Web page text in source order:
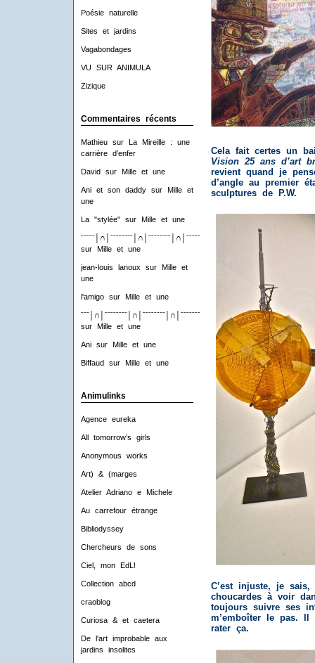
Poésie naturelle
Sites et jardins
Vagabondages
VU SUR ANIMULA
Zizique
Commentaires récents
Mathieusur
La Mireille : une
carrière d’enfer
David sur Mille et une
Ani et son daddysur
Mille et
une
La "stylée"sur Mille et une
ˉˉˉˉˉ│∩│ˉˉˉˉˉˉˉˉ│∩│ˉˉˉˉˉˉˉˉ│∩│ˉˉˉˉˉˉˉˉ│∩│ˉˉˉˉ
sur
Mille et une
jean-louis lanoux sur
Mille et
une
l'amigosur Mille et une
ˉˉˉ│∩│ˉˉˉˉˉˉˉˉ│∩│ˉˉˉˉˉˉˉˉ│∩│ˉˉˉˉˉˉˉˉ│∩│ˉˉˉ
sur
Mille et une
Anisur Mille et une
Biffaud sur Mille et une
Animulinks
Agence eureka
All tomorrow’s girls
Anonymous works
Art) & (marges
Atelier Adriano e Michele
Au carrefour étrange
Bibliodyssey
Chercheurs de sons
Ciel, mon EdL!
Collection abcd
craoblog
Curiosa & et caetera
De l'art improbable aux
jardins insolites
Cela fait certes un
Vision 25 ans d’art
revient quand je
d’angle au premier
sculptures de P.W.
C’est injuste, je
choucardes à voir
toujours suivre ses
m’emboîter le pas.
rater ça.